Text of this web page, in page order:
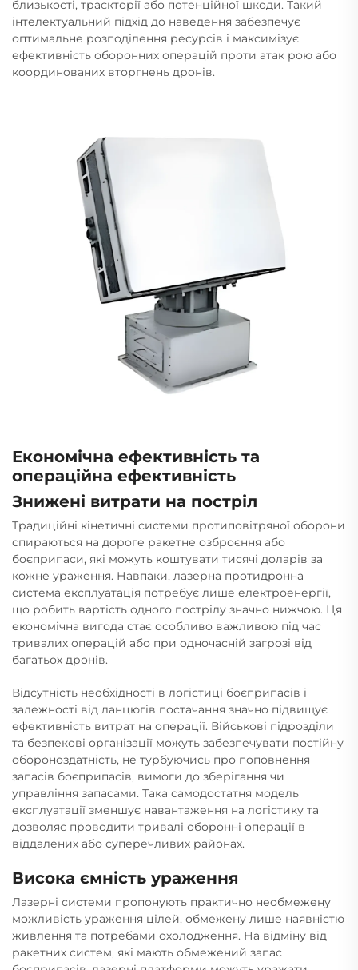
близькості, траєкторії або потенційної шкоди. Такий
інтелектуальний підхід до наведення забезпечує
оптимальне розподілення ресурсів і максимізує
ефективність оборонних операцій проти атак рою або
координованих вторгнень дронів.
Економічна ефективність та
операційна ефективність
Знижені витрати на постріл
Традиційні кінетичні системи протиповітряної оборони
спираються на дороге ракетне озброєння або
боєприпаси, які можуть коштувати тисячі доларів за
кожне ураження. Навпаки, лазерна протидронна
система експлуатація потребує лише електроенергії,
що робить вартість одного пострілу значно нижчою. Ця
економічна вигода стає особливо важливою під час
тривалих операцій або при одночасній загрозі від
багатьох дронів.
Відсутність необхідності в логістиці боєприпасів і
залежності від ланцюгів постачання значно підвищує
ефективність витрат на операції. Військові підрозділи
та безпекові організації можуть забезпечувати постійну
обороноздатність, не турбуючись про поповнення
запасів боєприпасів, вимоги до зберігання чи
управління запасами. Така самодостатня модель
експлуатації зменшує навантаження на логістику та
дозволяє проводити тривалі оборонні операції в
віддалених або суперечливих районах.
Висока ємність ураження
Лазерні системи пропонують практично необмежену
можливість ураження цілей, обмежену лише наявністю
живлення та потребами охолодження. На відміну від
ракетних систем, які мають обмежений запас